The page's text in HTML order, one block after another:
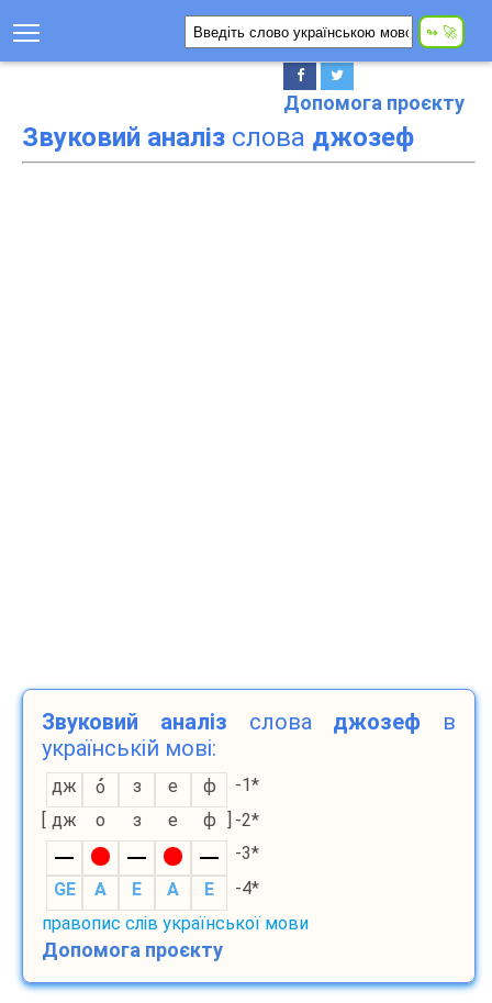
Допомога проєкту
Звуковий аналіз слова джозеф
Звуковий аналіз слова джозеф в
українській мові:
дж о з е ф
-1*
[ дж о з е ф ] -2*
-3*
GE
A E A E
-4*
правопис слів української мови
Допомога проєкту